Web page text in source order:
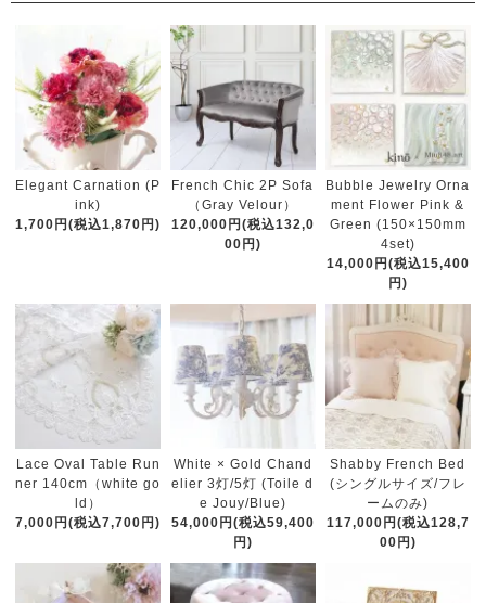
Elegant Carnation (P
ink)
1,700円(税込1,870円)
French Chic 2P Sofa
（Gray Velour）
120,000円(税込132,0
00円)
Bubble Jewelry Orna
ment Flower Pink &
Green (150×150mm
4set)
14,000円(税込15,400
円)
Lace Oval Table Run
ner 140cm（white go
ld）
7,000円(税込7,700円)
White × Gold Chand
elier 3灯/5灯 (Toile d
e Jouy/Blue)
54,000円(税込59,400
円)
Shabby French Bed
(シングルサイズ/フレ
ームのみ)
117,000円(税込128,7
00円)